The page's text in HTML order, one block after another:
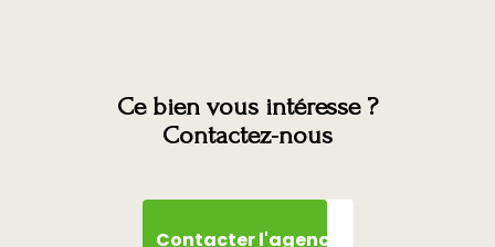
Ce bien vous intéresse ?
Contactez-nous
Contacter l'agence